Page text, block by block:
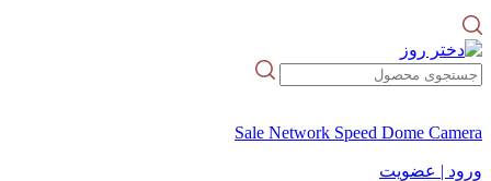
Sale Network Speed Dome Camera
ورود | عضویت